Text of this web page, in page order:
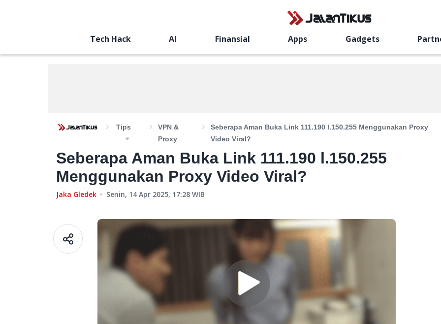
Tech Hack AI Finansial Apps Gadgets
Tips
VPN &
Proxy
Seberapa Aman Buka Link 111.190 l.150.255 Menggunakan Proxy
Video Viral?
Seberapa Aman Buka Link 111.190 l.150.255
Menggunakan Proxy Video Viral?
Jaka Gledek Senin, 14 Apr 2025, 17:28 WIB